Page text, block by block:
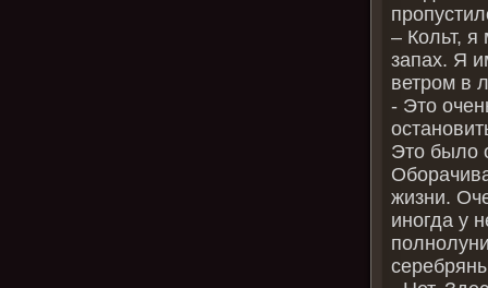
– Кольт, я
запах. Я
ветром в
- Это
Это было
жизни.
иногда у